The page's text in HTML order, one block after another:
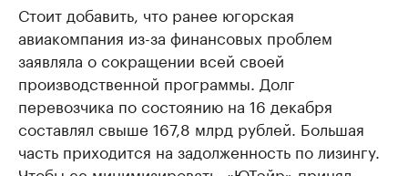
Стоит добавить, что ранее югорская
авиакомпания из-за финансовых проблем
заявляла о сокращении всей своей
производственной программы. Долг
перевозчика по состоянию на 16 декабря
составлял свыше 167,8 млрд рублей. Большая
часть приходится на задолженность по лизингу.